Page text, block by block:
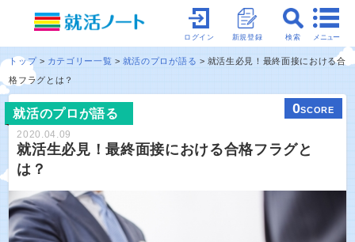
メニュー
検索
新規登録
ログイン
トップ カテゴリー一覧 就活のプロが語る
就活生必見！最終面接における合
格フラグとは？
就活のプロが語る 0SCORE
2020.04.09
就活生必見！最終面接における合格フラグと
は？